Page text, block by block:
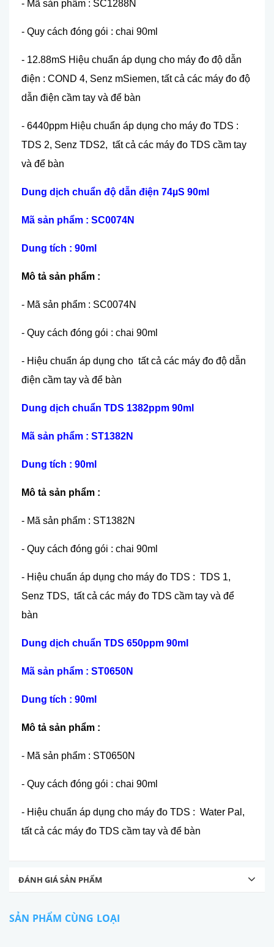
- Mã sản phẩm : SC1288N
- Quy cách đóng gói : chai 90ml
- 12.88mS Hiệu chuẩn áp dụng cho máy đo độ dẫn
điện : COND 4, Senz mSiemen, tất cả các máy đo độ
dẫn điện cầm tay và để bàn
- 6440ppm Hiệu chuẩn áp dụng cho máy đo TDS :
TDS 2, Senz TDS2, tất cả các máy đo TDS cầm tay
và để bàn
Dung dịch chuẩn độ dẫn điện 74µS 90ml
Mã sản phẩm : SC0074N
Dung tích : 90ml
Mô tả sản phẩm :
- Mã sản phẩm : SC0074N
- Quy cách đóng gói : chai 90ml
- Hiệu chuẩn áp dụng cho tất cả các máy đo độ dẫn
điện cầm tay và để bàn
Dung dịch chuẩn TDS 1382ppm 90ml
Mã sản phẩm : ST1382N
Dung tích : 90ml
Mô tả sản phẩm :
- Mã sản phẩm : ST1382N
- Quy cách đóng gói : chai 90ml
- Hiệu chuẩn áp dụng cho máy đo TDS : TDS 1,
Senz TDS, tất cả các máy đo TDS cầm tay và để
bàn
Dung dịch chuẩn TDS 650ppm 90ml
Mã sản phẩm : ST0650N
Dung tích : 90ml
Mô tả sản phẩm :
- Mã sản phẩm : ST0650N
- Quy cách đóng gói : chai 90ml
- Hiệu chuẩn áp dụng cho máy đo TDS : Water Pal,
tất cả các máy đo TDS cầm tay và để bàn
ĐÁNH GIÁ SẢN PHẨM
SẢN PHẨM CÙNG LOẠI